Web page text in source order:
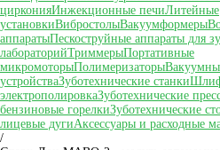
цирконияИнжекционные печиЛитейные
установкиВибростолыВакуумформеры
аппаратыПескоструйные аппараты для
лабораторийТриммерыПортативные
микромоторыПолимеризаторы
устройстваЗуботехнические станки
электрополировкаЗуботехнические
бензиновые горелкиЗуботехнические
лицевые дугиАксессуары и расходные
/